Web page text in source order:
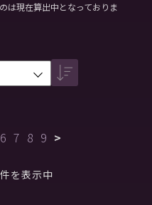
は現在算出中となっておりま
6 7 8 9 >
を表示中